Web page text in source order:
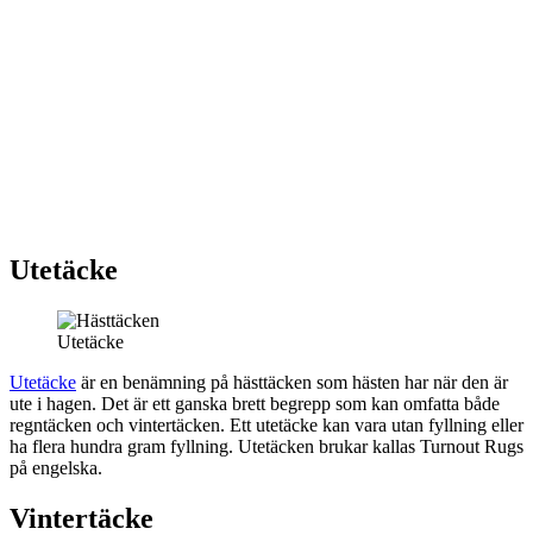
Utetäcke
Utetäcke
Utetäcke är en benämning på hästtäcken som hästen har när den är
ute i hagen. Det är ett ganska brett begrepp som kan omfatta både
regntäcken och vintertäcken. Ett utetäcke kan vara utan fyllning eller
ha flera hundra gram fyllning. Utetäcken brukar kallas Turnout Rugs
på engelska.
Vintertäcke